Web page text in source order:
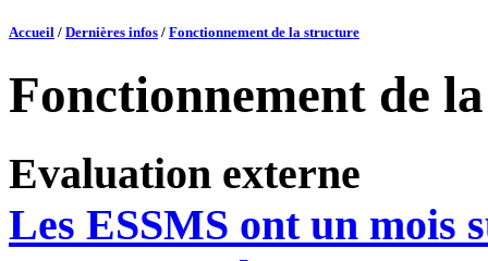
Accueil / Dernières infos / Fonctionnement de la structure
Fonctionnement de
Evaluation externe
Les ESSMS ont un mois